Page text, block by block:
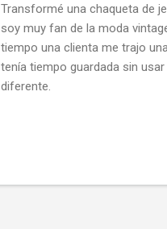
Transformé una chaqueta de
soy muy fan de la moda
tiempo una clienta me trajo
tenía tiempo guardada sin
diferente.